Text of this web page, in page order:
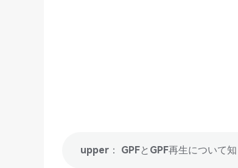
upper： GPFとGPF再生について